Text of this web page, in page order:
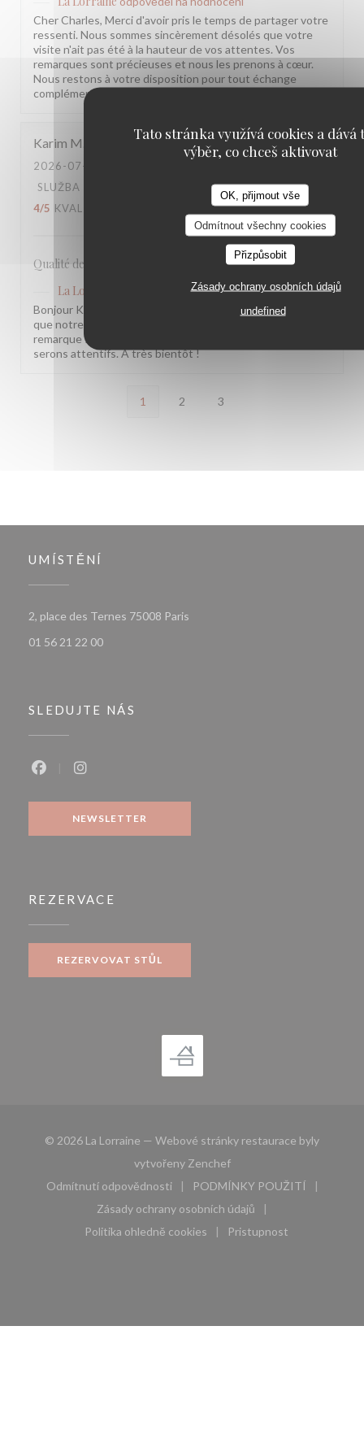
Tato stránka využívá cookies a dává
výběr, co chceš aktivovat
OK, přijmout vše
Odmítnout všechny cookies
Přizpůsobit
Zásady ochrany osobních údajů
undefined
Cher Charles, Merci d'avoir pris le temps de partager votre
ressenti. Nous sommes sincèrement désolés que votre
visite n'ait pas été à la hauteur de vos attentes. Vos
remarques sont précieuses et nous les prenons à cœur.
Nous restons à votre disposition pour tout échange
complémentaire. L'équipe de la Brasserie La Lorraine
Karim M
2026-07-17
SLUŽBA
KUCHYNĚ:
4/5 KVALITA / CENA
Qualité des plats, cadre et amabilité de l’équipe
La Lorraine
odpověděl na hodnocení
Bonjour Karim, Merci pour ce retour ! Nous sommes ravis
que notre équipe et l'ambiance vous aient plu. Votre
remarque sur le rapport qualité-prix est notée, nous y
serons attentifs. À très bientôt !
1 2 3
UMÍSTĚNÍ
2, place des Ternes 75008 Paris
01 56 21 22 00
SLEDUJTE NÁS
NEWSLETTER
REZERVACE
REZERVOVAT STŮL
© 2026 La Lorraine — Webové stránky restaurace byly
vytvořeny Zenchef((otevře se v novém okně))
Odmítnutí odpovědnosti
((otevře se v novém okně))
PODMÍNKY POUŽITÍ
((otevře se v novém
Zásady ochrany osobních údajů
((otevře se v novém okně))
Politika ohledně cookies
((otevře se v novém okně))
Pristupnost
((otevře se v novém